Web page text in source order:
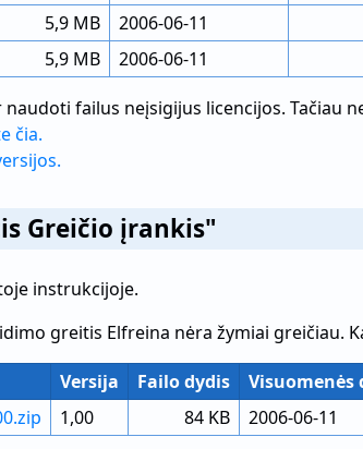
5,9 MB 2006-06-11
5,9 MB 2006-06-11
failus neįsigijus licencijos. Tačiau
čia.
Greičio įrankis"
instrukcijoje.
greitis Elfreina nėra žymiai greičiau.
Versija Failo dydis Visuomenės
1,00 84 KB 2006-06-11